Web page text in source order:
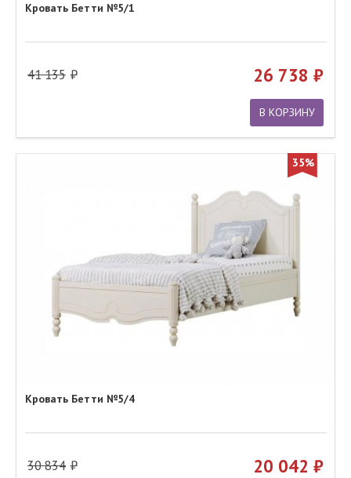
Кровать Бетти №5/1
41 135 26 738
В КОРЗИНУ
35%
Кровать Бетти №5/4
30 834 20 042